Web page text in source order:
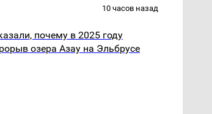
10 часов назад
почему в 2025 году
озера Азау на Эльбрусе